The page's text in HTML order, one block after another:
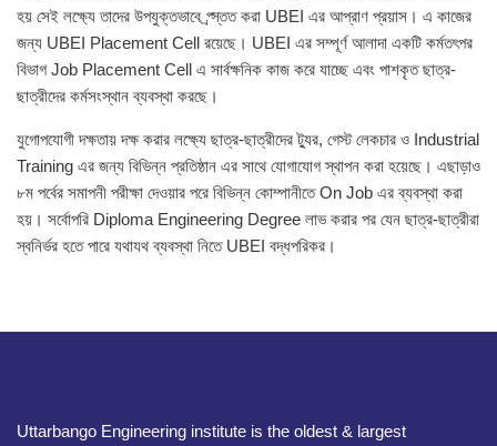
হয় সেই লক্ষ্যে তাদের উপযুক্তভাবে প্র্স্তত করা UBEI এর আপ্রাণ প্রয়াস। এ কাজের
জন্য UBEI Placement Cell রয়েছে। UBEI এর সম্পূর্ণ আলাদা একটি কর্মতৎপর
বিভাগ Job Placement Cell এ সার্বক্ষনিক কাজ করে যাচ্ছে এবং পাশকৃত ছাত্র-
ছাত্রীদের কর্মসংস্থান ব্যবস্থা করছে।
যুগোপযোগী দক্ষতায় দক্ষ করার লক্ষ্যে ছাত্র-ছাত্রীদের ট্যুর, গেস্ট লেকচার ও Industrial
Training এর জন্য বিভিন্ন প্রতিষ্ঠান এর সাথে যোগাযোগ স্থাপন করা হয়েছে। এছাড়াও
৮ম পর্বের সমাপনী পরীক্ষা দেওয়ার পরে বিভিন্ন কোম্পানীতে On Job এর ব্যবস্থা করা
হয়। সর্বোপরি Diploma Engineering Degree লাভ করার পর যেন ছাত্র-ছাত্রীরা
স্বনির্ভর হতে পারে যথাযথ ব্যবস্থা নিতে UBEI বদ্ধপরিকর।
Uttarbango Engineering institute is the oldest & largest